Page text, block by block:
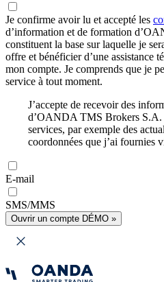
Je confirme avoir lu et accepté les
d’information et de formation
constituent la base sur laquelle je
offre et bénéficier d’une assistance
mon compte. Je comprends que je
service à tout moment.
J’accepte de recevoir des
d’OANDA TMS Brokers S.A.
services, par exemple des
coordonnées que j’ai fournies
E-mail
SMS/MMS
Ouvrir un compte DÉMO »